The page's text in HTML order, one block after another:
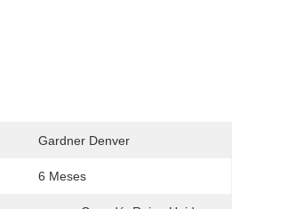
Gardner Denver
6 Meses